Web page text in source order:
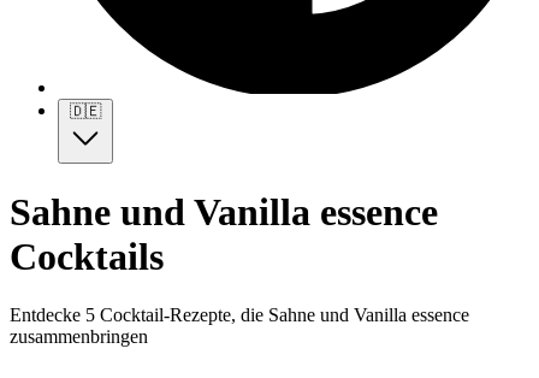
🇩🇪
Sahne und Vanilla essence
Cocktails
Entdecke 5 Cocktail-Rezepte, die Sahne und Vanilla essence
zusammenbringen